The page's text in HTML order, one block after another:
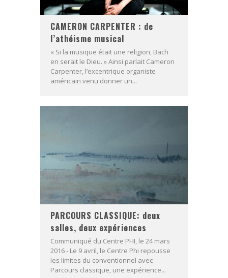
CAMERON CARPENTER : de
l’athéisme musical
« Si la musique était une religion, Bach
en serait le Dieu. » Ainsi parlait Cameron
Carpenter, l’excentrique organiste
américain venu donner un...
PARCOURS CLASSIQUE: deux
salles, deux expériences
Communiqué du Centre PHI, le 24 mars
2016 - Le 9 avril, le Centre Phi repousse
les limites du conventionnel avec
Parcours classique, une expérience...